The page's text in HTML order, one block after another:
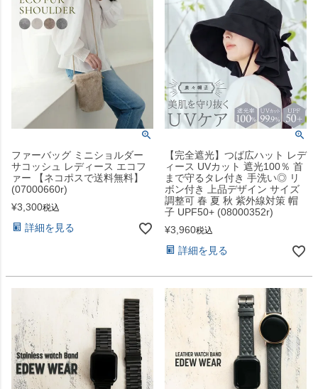
ファーバッグ ミニショルダー
サコッシュ レディース エコフ
ァー 【ネコポスで送料無料】
(07000660r)
¥3,300税込
詳細を見る
【完全遮光】つば広ハット レデ
ィース UVカット 遮光100％ 首
まで守るタレ付き 手洗い◎ リ
ボン付き 上品デザイン サイズ
調整可 春 夏 秋 紫外線対策 帽
子 UPF50+ (08000352r)
¥3,960税込
詳細を見る